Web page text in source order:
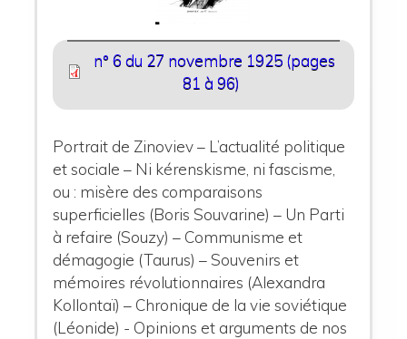
n° 6 du 27 novembre 1925 (pages
81 à 96)
Portrait de Zinoviev – L’actualité politique
et sociale – Ni kérenskisme, ni fascisme,
ou : misère des comparaisons
superficielles (Boris Souvarine) – Un Parti
à refaire (Souzy) – Communisme et
démagogie (Taurus) – Souvenirs et
mémoires révolutionnaires (Alexandra
Kollontaï) – Chronique de la vie soviétique
(Léonide) - Opinions et arguments de nos